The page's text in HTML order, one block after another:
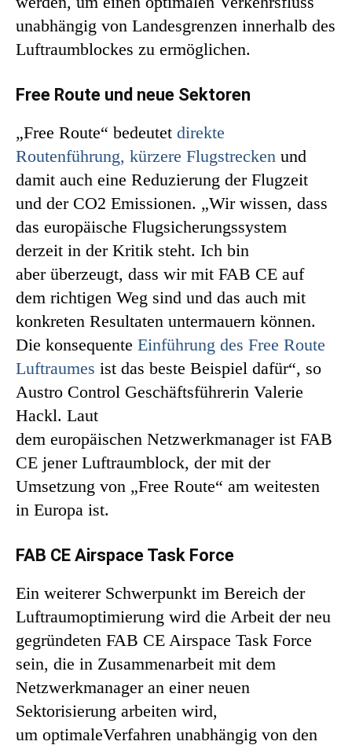
unabhängig von Landesgrenzen innerhalb des
Luftraumblockes zu ermöglichen.
Free Route und neue Sektoren
„Free Route“ bedeutet direkte
Routenführung, kürzere Flugstrecken und
damit auch eine Reduzierung der Flugzeit
und der CO2 Emissionen. „Wir wissen, dass
das europäische Flugsicherungssystem
derzeit in der Kritik steht. Ich bin
aber überzeugt, dass wir mit FAB CE auf
dem richtigen Weg sind und das auch mit
konkreten Resultaten untermauern können.
Die konsequente Einführung des Free Route
Luftraumes ist das beste Beispiel dafür“, so
Austro Control Geschäftsführerin Valerie
Hackl. Laut
dem europäischen Netzwerkmanager ist FAB
CE jener Luftraumblock, der mit der
Umsetzung von „Free Route“ am weitesten
in Europa ist.
FAB CE Airspace Task Force
Ein weiterer Schwerpunkt im Bereich der
Luftraumoptimierung wird die Arbeit der neu
gegründeten FAB CE Airspace Task Force
sein, die in Zusammenarbeit mit dem
Netzwerkmanager an einer neuen
Sektorisierung arbeiten wird,
um optimaleVerfahren unabhängig von den